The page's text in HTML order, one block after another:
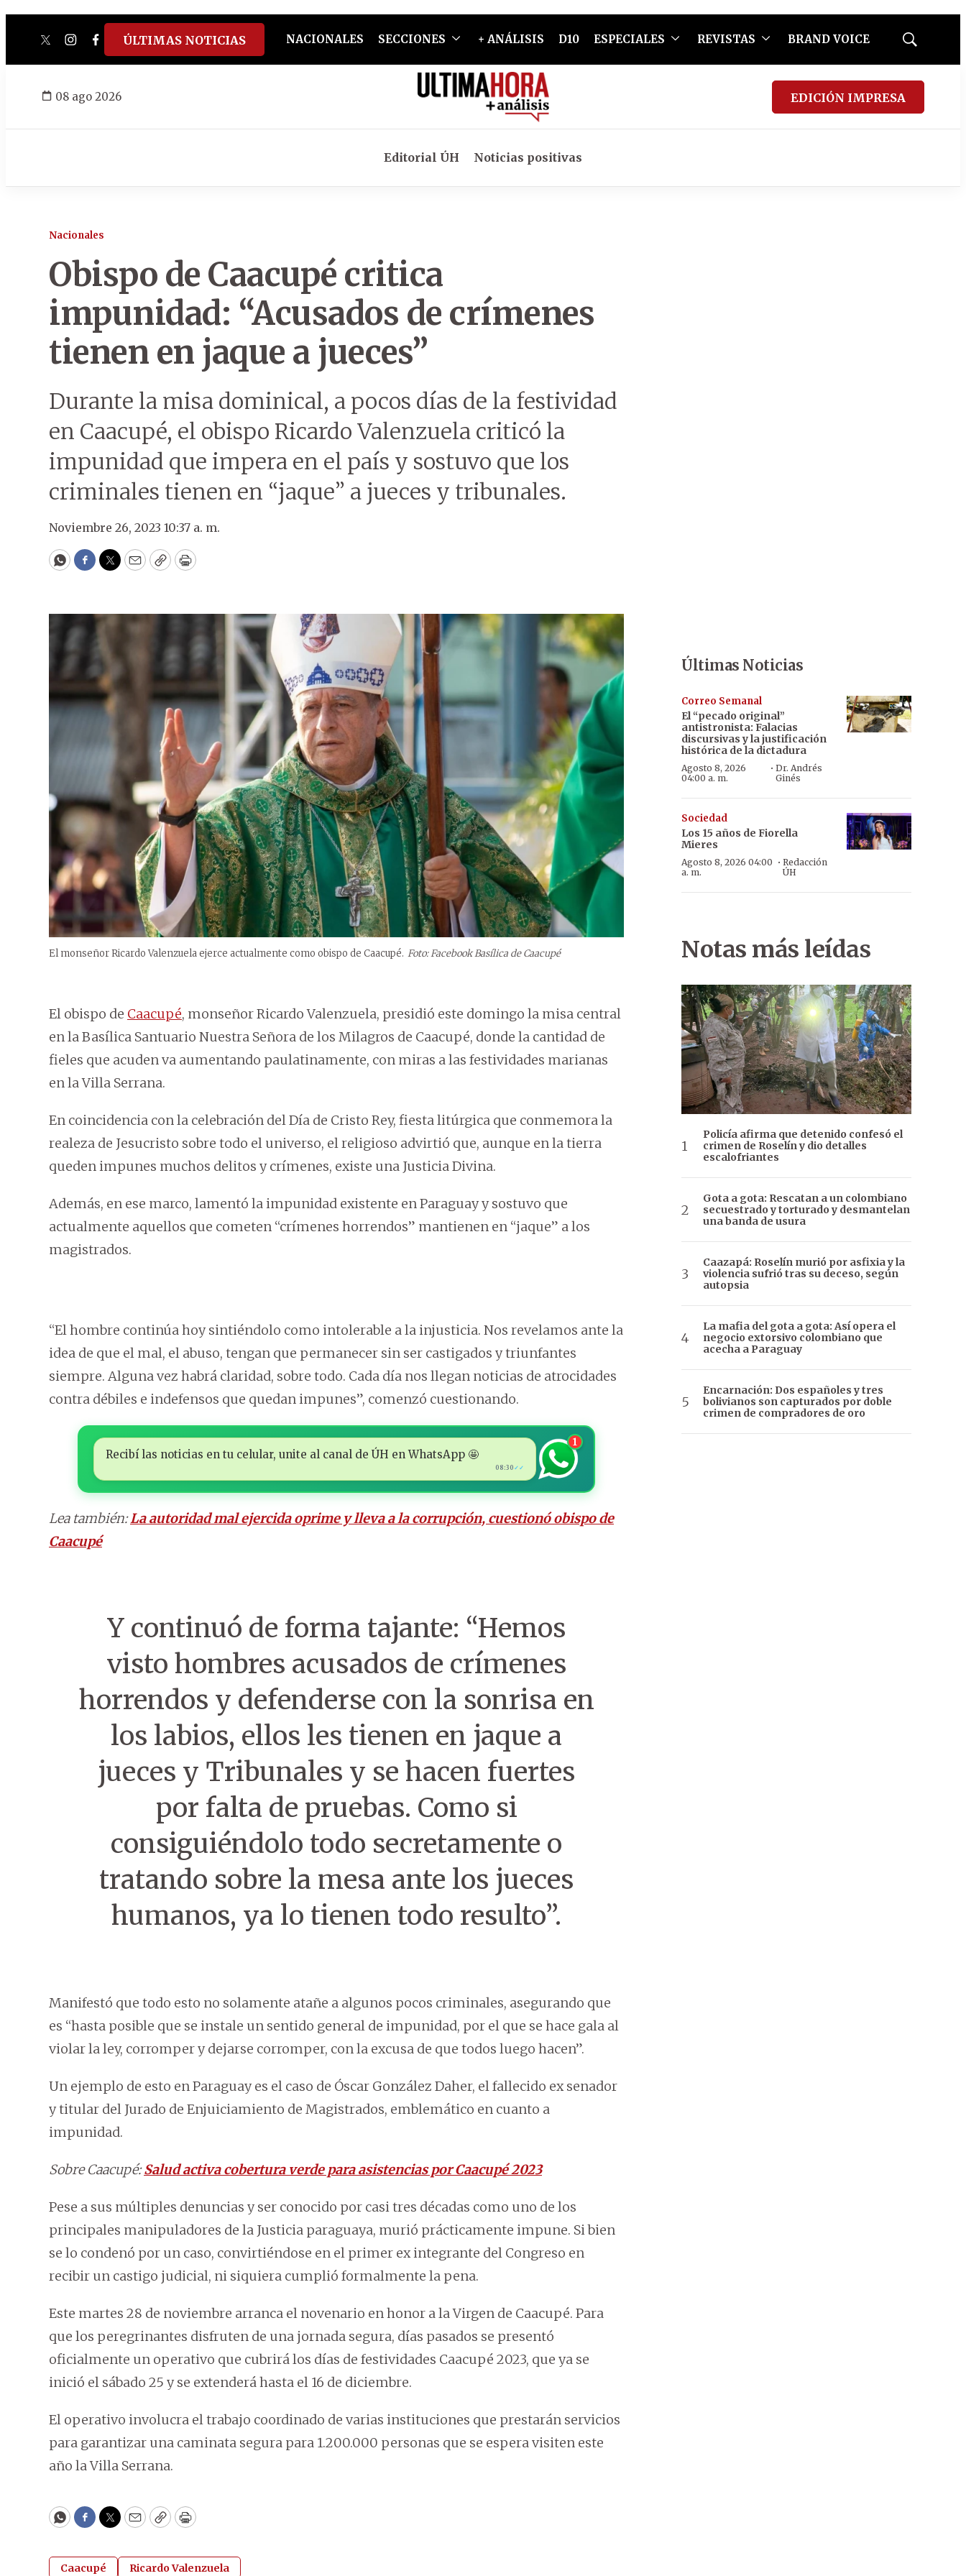
twitterinstagram
facebook
tiktokyoutube
spotify
ÚLTIMAS NOTICIAS NACIONALES SECCIONES + ANÁLISIS D10 ESPECIALES REVISTAS BRAND VOICE
Mostrar
08 ago 2026 EDICIÓN IMPRESA
Editorial ÚH Noticias positivas
Nacionales
Obispo de Caacupé critica
impunidad: “Acusados de crímenes
tienen en jaque a jueces”
Durante la misa dominical, a pocos días de la festividad
en Caacupé, el obispo Ricardo Valenzuela criticó la
impunidad que impera en el país y sostuvo que los
criminales tienen en “jaque” a jueces y tribunales.
Noviembre 26, 2023 10:37 a. m.
WhatsApp
Facebook
Twitter
EmailCopyPrint
El monseñor Ricardo Valenzuela ejerce actualmente como obispo de Caacupé. Foto: Facebook Basílica de Caacupé
El obispo de Caacupé, monseñor Ricardo Valenzuela, presidió este domingo la misa central
en la Basílica Santuario Nuestra Señora de los Milagros de Caacupé, donde la cantidad de
fieles que acuden va aumentando paulatinamente, con miras a las festividades marianas
en la Villa Serrana.
En coincidencia con la celebración del Día de Cristo Rey, fiesta litúrgica que conmemora la
realeza de Jesucristo sobre todo el universo, el religioso advirtió que, aunque en la tierra
queden impunes muchos delitos y crímenes, existe una Justicia Divina.
Además, en ese marco, lamentó la impunidad existente en Paraguay y sostuvo que
actualmente aquellos que cometen “crímenes horrendos” mantienen en “jaque” a los
magistrados.
“El hombre continúa hoy sintiéndolo como intolerable a la injusticia. Nos revelamos ante la
idea de que el mal, el abuso, tengan que permanecer sin ser castigados y triunfantes
siempre. Alguna vez habrá claridad, sobre todo. Cada día nos llegan noticias de atrocidades
contra débiles e indefensos que quedan impunes”, comenzó cuestionando.
Recibí las noticias en tu celular, unite al canal de ÚH en WhatsApp 🤩
08:30 ✓✓
1
Lea también:La autoridad mal ejercida oprime y lleva a la corrupción, cuestionó obispo de
Caacupé
Y continuó de forma tajante: “Hemos
visto hombres acusados de crímenes
horrendos y defenderse con la sonrisa en
los labios, ellos les tienen en jaque a
jueces y Tribunales y se hacen fuertes
por falta de pruebas. Como si
consiguiéndolo todo secretamente o
tratando sobre la mesa ante los jueces
humanos, ya lo tienen todo resulto”.
Manifestó que todo esto no solamente atañe a algunos pocos criminales, asegurando que
es “hasta posible que se instale un sentido general de impunidad, por el que se hace gala al
violar la ley, corromper y dejarse corromper, con la excusa de que todos luego hacen”.
Un ejemplo de esto en Paraguay es el caso de Óscar González Daher, el fallecido ex senador
y titular del Jurado de Enjuiciamiento de Magistrados, emblemático en cuanto a
impunidad.
Sobre Caacupé:Salud activa cobertura verde para asistencias por Caacupé 2023
Pese a sus múltiples denuncias y ser conocido por casi tres décadas como uno de los
principales manipuladores de la Justicia paraguaya, murió prácticamente impune. Si bien
se lo condenó por un caso, convirtiéndose en el primer ex integrante del Congreso en
recibir un castigo judicial, ni siquiera cumplió formalmente la pena.
Este martes 28 de noviembre arranca el novenario en honor a la Virgen de Caacupé. Para
que los peregrinantes disfruten de una jornada segura, días pasados se presentó
oficialmente un operativo que cubrirá los días de festividades Caacupé 2023, que ya se
inició el sábado 25 y se extenderá hasta el 16 de diciembre.
El operativo involucra el trabajo coordinado de varias instituciones que prestarán servicios
para garantizar una caminata segura para 1.200.000 personas que se espera visiten este
año la Villa Serrana.
WhatsApp
Facebook
Twitter
EmailCopyPrint
Caacupé Ricardo Valenzuela
Últimas Noticias
Correo Semanal
El “pecado original”
antistronista: Falacias
discursivas y la justificación
histórica de la dictadura
Agosto 8, 2026
04:00 a. m.
·Dr. Andrés
Ginés
Sociedad
Los 15 años de Fiorella
Mieres
Agosto 8, 2026 04:00
a. m.
· Redacción
ÚH
Notas más leídas
Policía afirma que detenido confesó el
crimen de Roselín y dio detalles
escalofriantes
Gota a gota: Rescatan a un colombiano
secuestrado y torturado y desmantelan
una banda de usura
Caazapá: Roselín murió por asfixia y la
violencia sufrió tras su deceso, según
autopsia
La mafia del gota a gota: Así opera el
negocio extorsivo colombiano que
acecha a Paraguay
Encarnación: Dos españoles y tres
bolivianos son capturados por doble
crimen de compradores de oro